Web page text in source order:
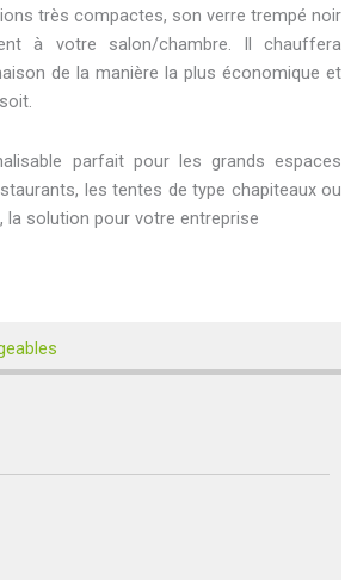
très compactes, son verre trempé noir
à votre salon/chambre. Il chauffera
de la manière la plus économique et
parfait pour les grands espaces
les tentes de type chapiteaux ou
solution pour votre entreprise